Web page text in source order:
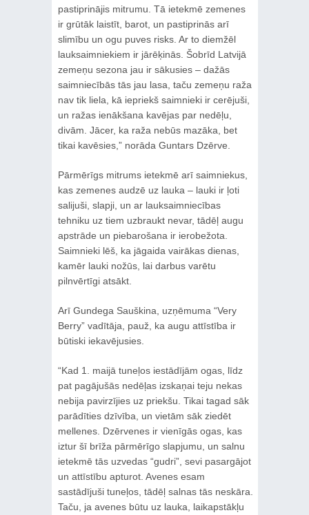
pastiprinājis mitrumu. Tā ietekmē zemenes
ir grūtāk laistīt, barot, un pastiprinās arī
slimību un ogu puves risks. Ar to diemžēl
lauksaimniekiem ir jārēķinās. Šobrīd Latvijā
zemeņu sezona jau ir sākusies – dažās
saimniecībās tās jau lasa, taču zemeņu raža
nav tik liela, kā iepriekš saimnieki ir cerējuši,
un ražas ienākšana kavējas par nedēļu,
divām. Jācer, ka raža nebūs mazāka, bet
tikai kavēsies,” norāda Guntars Dzērve.
Pārmērīgs mitrums ietekmē arī saimniekus,
kas zemenes audzē uz lauka – lauki ir ļoti
salijuši, slapji, un ar lauksaimniecības
tehniku uz tiem uzbraukt nevar, tādēļ augu
apstrāde un piebarošana ir ierobežota.
Saimnieki lēš, ka jāgaida vairākas dienas,
kamēr lauki nožūs, lai darbus varētu
pilnvērtīgi atsākt.
Arī Gundega Sauškina, uzņēmuma “Very
Berry” vadītāja, pauž, ka augu attīstība ir
būtiski iekavējusies.
“Kad 1. maijā tuneļos iestādījām ogas, līdz
pat pagājušās nedēļas izskaņai teju nekas
nebija pavirzījies uz priekšu. Tikai tagad sāk
parādīties dzīvība, un vietām sāk ziedēt
mellenes. Dzērvenes ir vienīgās ogas, kas
iztur šī brīža pārmērīgo slapjumu, un salnu
ietekmē tās uzvedas “gudri”, sevi pasargājot
un attīstību apturot. Avenes esam
sastādījuši tuneļos, tādēļ salnas tās neskāra.
Taču, ja avenes būtu uz lauka, laikapstākļu